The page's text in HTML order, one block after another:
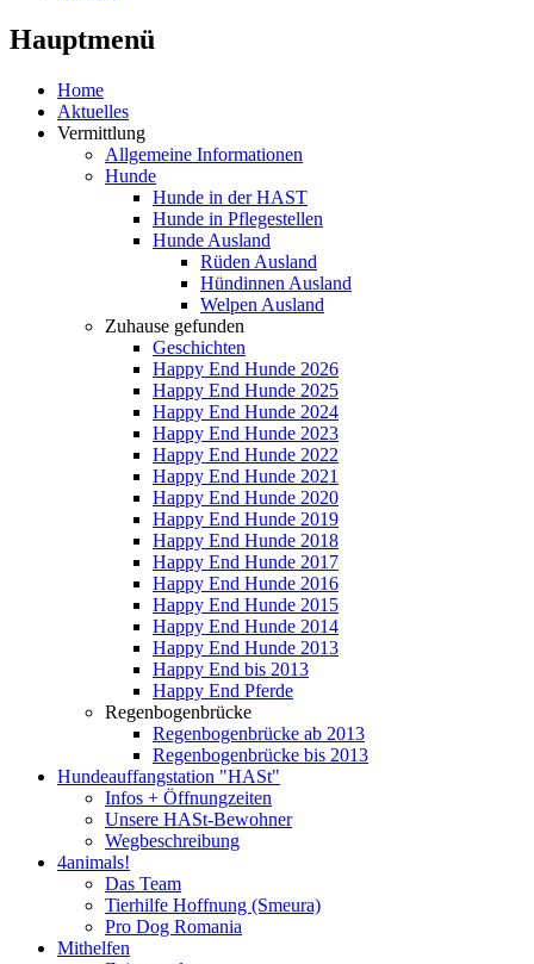
Hauptmenü
Home
Aktuelles
Vermittlung
Allgemeine Informationen
Hunde
Hunde in der HAST
Hunde in Pflegestellen
Hunde Ausland
Rüden Ausland
Hündinnen Ausland
Welpen Ausland
Zuhause gefunden
Geschichten
Happy End Hunde 2026
Happy End Hunde 2025
Happy End Hunde 2024
Happy End Hunde 2023
Happy End Hunde 2022
Happy End Hunde 2021
Happy End Hunde 2020
Happy End Hunde 2019
Happy End Hunde 2018
Happy End Hunde 2017
Happy End Hunde 2016
Happy End Hunde 2015
Happy End Hunde 2014
Happy End Hunde 2013
Happy End bis 2013
Happy End Pferde
Regenbogenbrücke
Regenbogenbrücke ab 2013
Regenbogenbrücke bis 2013
Hundeauffangstation "HASt"
Infos + Öffnungzeiten
Unsere HASt-Bewohner
Wegbeschreibung
4animals!
Das Team
Tierhilfe Hoffnung (Smeura)
Pro Dog Romania
Mithelfen